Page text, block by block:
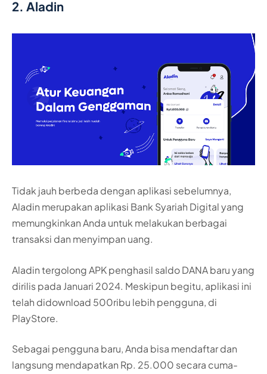
2. Aladin
Tidak jauh berbeda dengan aplikasi sebelumnya,
Aladin merupakan aplikasi Bank Syariah Digital yang
memungkinkan Anda untuk melakukan berbagai
transaksi dan menyimpan uang.
Aladin tergolong APK penghasil saldo DANA baru yang
dirilis pada Januari 2024. Meskipun begitu, aplikasi ini
telah didownload 500ribu lebih pengguna, di
PlayStore.
Sebagai pengguna baru, Anda bisa mendaftar dan
langsung mendapatkan Rp. 25.000 secara cuma-